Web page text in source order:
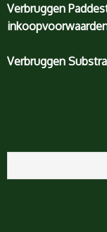
Verbruggen
Verbruggen